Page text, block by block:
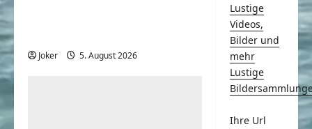
Joker 5. August 2026
Lustige
Videos,
Bilder und
mehr
Lustige
Ihre Url